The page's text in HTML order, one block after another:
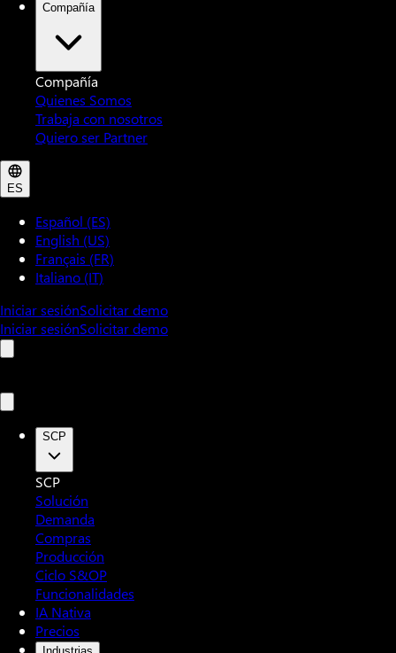
Compañía
Compañía
Quienes Somos
Trabaja con nosotros
Quiero ser Partner
ES
Español (ES)
English (US)
Français (FR)
Italiano (IT)
Iniciar sesiónSolicitar demo
Iniciar sesiónSolicitar demo
SCP
SCP
Solución
Demanda
Compras
Producción
Ciclo S&OP
Funcionalidades
IA Nativa
Precios